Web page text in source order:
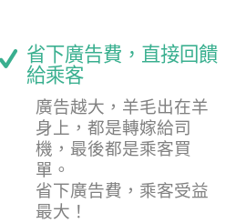
省下廣告費，直接回饋
給乘客
廣告越大，羊毛出在羊
身上，都是轉嫁給司
機，最後都是乘客買
單。
省下廣告費，乘客受益
最大！